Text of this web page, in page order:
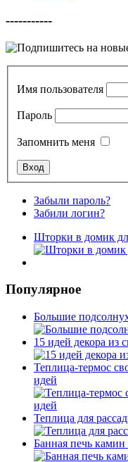
-----------
Имя пользователя
Пароль
Запомнить меня
Забыли пароль?
Забили логин?
Шторки в домик
Популярное
Большие
15 идей декора из
Теплица-термос
идей
Теплица для
Банная печь